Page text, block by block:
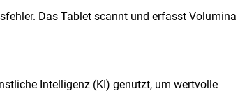
Das Tablet scannt und erfasst Volumina
Intelligenz (KI) genutzt, um wertvolle